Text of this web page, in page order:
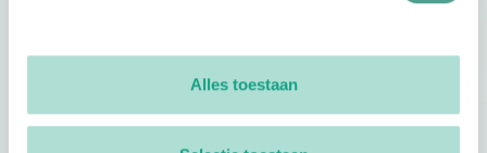
Alles toestaan
Footer
Volg ProVoet